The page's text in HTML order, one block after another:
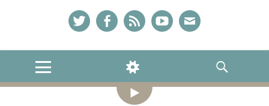
MENU
WIDGETS
SEARCH
Vídeo